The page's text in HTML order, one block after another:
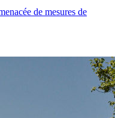
de mesures de